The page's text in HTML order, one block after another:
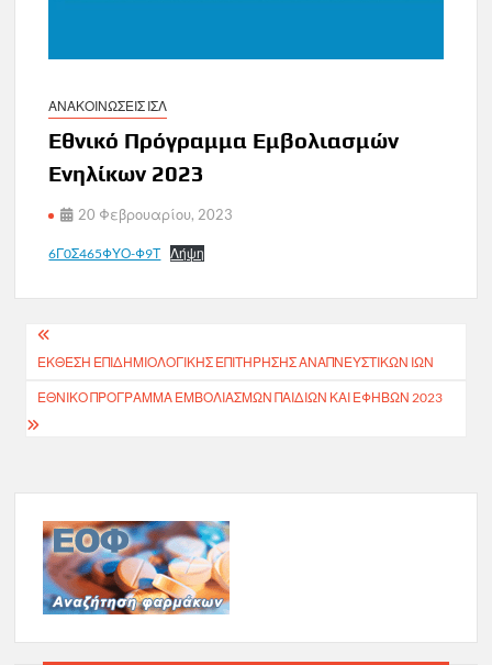
ΑΝΑΚΟΙΝΩΣΕΙΣ ΙΣΛ
Εθνικό Πρόγραμμα Εμβολιασμών
Ενηλίκων 2023
20 Φεβρουαρίου, 2023
6Γ0Σ465ΦΥΟ-Φ9Τ Λήψη
Πλοήγηση
άρθρων
ΕΚΘΕΣΗ ΕΠΙΔΗΜΙΟΛΟΓΙΚΗΣ ΕΠΙΤΗΡΗΣΗΣ ΑΝΑΠΝΕΥΣΤΙΚΩΝ ΙΩΝ
ΕΘΝΙΚΌ ΠΡΌΓΡΑΜΜΑ ΕΜΒΟΛΙΑΣΜΏΝ ΠΑΙΔΙΏΝ ΚΑΙ ΕΦΉΒΩΝ 2023